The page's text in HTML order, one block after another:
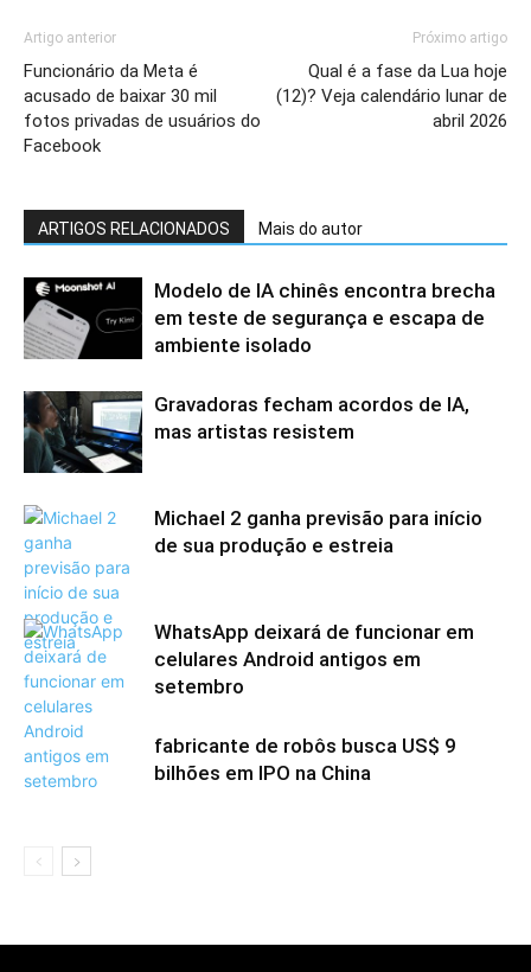
Artigo anterior
Funcionário da Meta é
acusado de baixar 30 mil
fotos privadas de usuários do
Facebook
Próximo artigo
Qual é a fase da Lua hoje
(12)? Veja calendário lunar de
abril 2026
ARTIGOS RELACIONADOS Mais do autor
Modelo de IA chinês encontra brecha
em teste de segurança e escapa de
ambiente isolado
Gravadoras fecham acordos de IA,
mas artistas resistem
Michael 2 ganha previsão para início
de sua produção e estreia
WhatsApp deixará de funcionar em
celulares Android antigos em
setembro
fabricante de robôs busca US$ 9
bilhões em IPO na China